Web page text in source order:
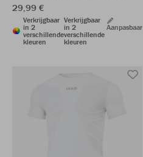
29,99 €
Verkrijgbaar
in 2
verschillende
kleuren
Verkrijgbaar
in 2
verschillende
kleuren
Aanpasbaar